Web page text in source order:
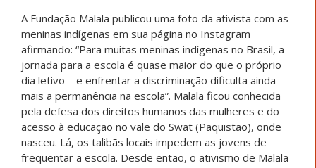
A Fundação Malala publicou uma foto da ativista com as
meninas indígenas em sua página no Instagram
afirmando: “Para muitas meninas indígenas no Brasil, a
jornada para a escola é quase maior do que o próprio
dia letivo – e enfrentar a discriminação dificulta ainda
mais a permanência na escola”. Malala ficou conhecida
pela defesa dos direitos humanos das mulheres e do
acesso à educação no vale do Swat (Paquistão), onde
nasceu. Lá, os talibãs locais impedem as jovens de
frequentar a escola. Desde então, o ativismo de Malala